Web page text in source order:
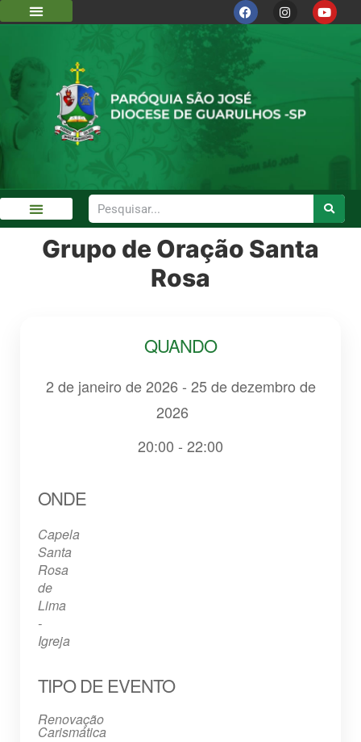
Grupo de Oração Santa
Rosa
QUANDO
2 de janeiro de 2026 - 25 de dezembro de
2026
20:00 - 22:00
ONDE
Capela
Santa
Rosa
de
Lima
-
Igreja
TIPO DE EVENTO
Renovação
Carismática